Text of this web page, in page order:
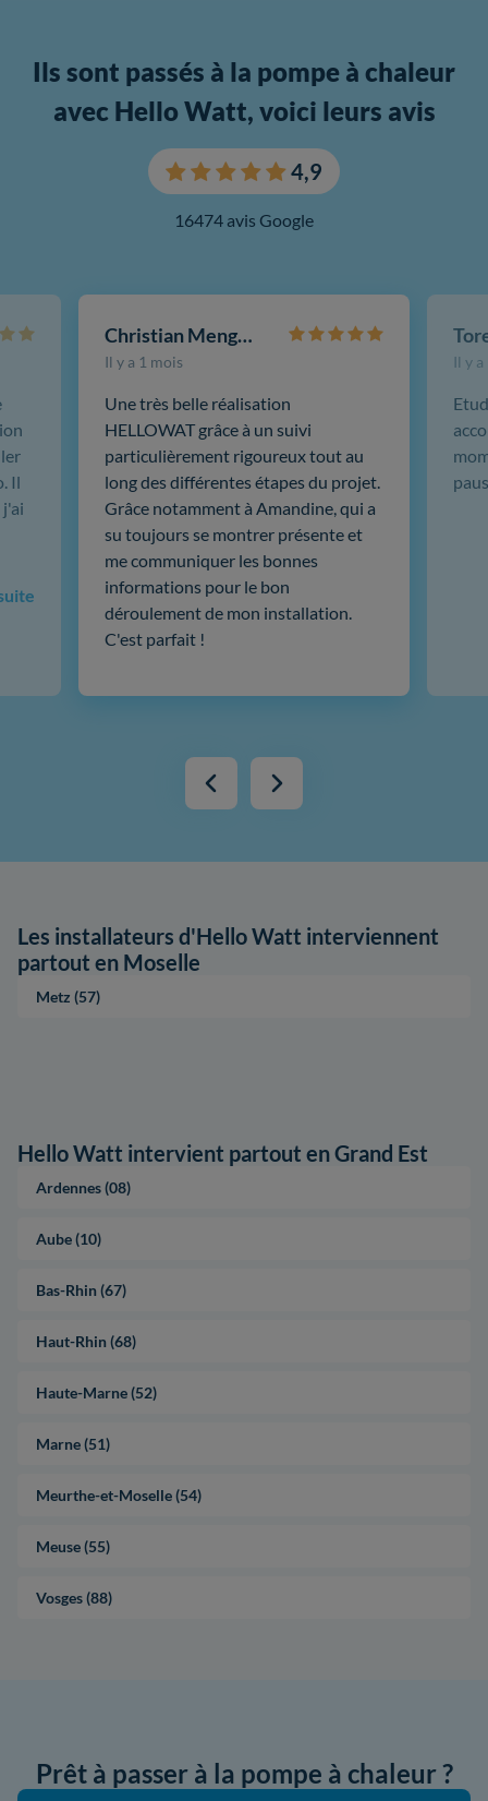
Ils sont passés à la pompe à chaleur
avec Hello Watt, voici leurs avis
4,9
16474 avis Google
Christian Mengotti
Il y a 1 mois
Une très belle réalisation
HELLOWAT grâce à un suivi
particulièrement rigoureux tout au
long des différentes étapes du projet.
Grâce notamment à Amandine, qui a
su toujours se montrer présente et
me communiquer les bonnes
informations pour le bon
déroulement de mon installation.
C'est parfait !
Il y
Il
Les installateurs d'Hello Watt interviennent
partout en Moselle
Metz (57)
Hello Watt intervient partout en Grand Est
Ardennes (08)
Aube (10)
Bas-Rhin (67)
Haut-Rhin (68)
Haute-Marne (52)
Marne (51)
Meurthe-et-Moselle (54)
Meuse (55)
Vosges (88)
Prêt à passer à la pompe à chaleur ?